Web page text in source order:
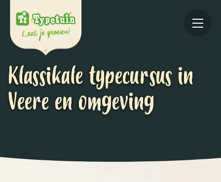
Klassikale typecursus in
Veere en omgeving